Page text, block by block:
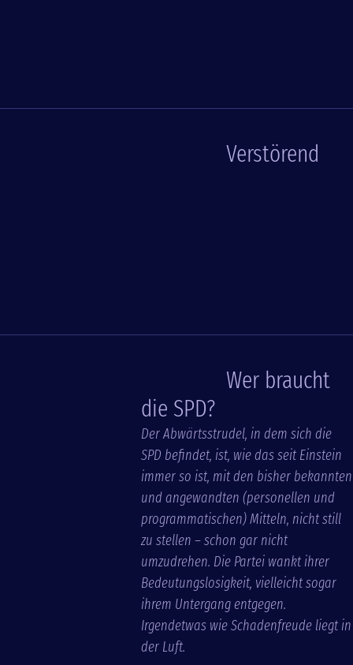
Verstörend
Wer braucht
die SPD?
Der Abwärtsstrudel, in dem sich die
SPD befindet, ist, wie das seit Einstein
immer so ist, mit den bisher bekannten
und angewandten (personellen und
programmatischen) Mitteln, nicht still
zu stellen – schon gar nicht
umzudrehen. Die Partei wankt ihrer
Bedeutungslosigkeit, vielleicht sogar
ihrem Untergang entgegen.
Irgendetwas wie Schadenfreude liegt in
der Luft.